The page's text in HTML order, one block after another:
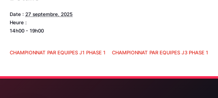
Date : 27 septembre, 2025
Heure :
14h00 - 19h00
CHAMPIONNAT PAR EQUIPES J1 PHASE 1 CHAMPIONNAT PAR EQUIPES J3 PHASE 1